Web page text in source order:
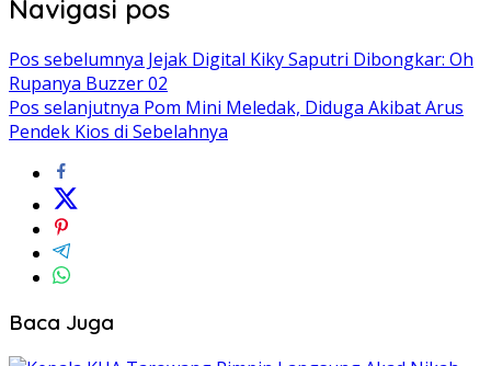
Navigasi pos
Pos sebelumnya Jejak Digital Kiky Saputri Dibongkar: Oh
Rupanya Buzzer 02
Pos selanjutnya Pom Mini Meledak, Diduga Akibat Arus
Pendek Kios di Sebelahnya
Baca Juga